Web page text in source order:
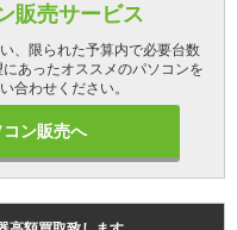
販売サービス
、限られた予算内で必要台数
あったオススメのパソコンを
合わせください。
ン販売へ